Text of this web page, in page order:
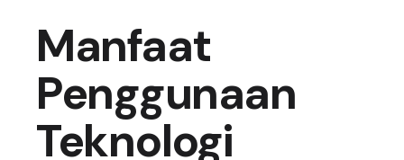
Manfaat
Penggunaan
Teknologi